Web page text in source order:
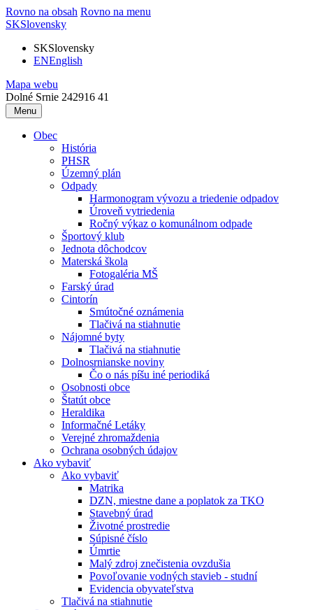
Rovno na obsah Rovno na menu
SKSlovensky
SKSlovensky
ENEnglish
Mapa webu
Dolné Srnie 242916 41
Menu
Obec
História
PHSR
Územný plán
Odpady
Harmonogram vývozu a triedenie odpadov
Úroveň vytriedenia
Ročný výkaz o komunálnom odpade
Športový klub
Jednota dôchodcov
Materská škola
Fotogaléria MŠ
Farský úrad
Cintorín
Smútočné oznámenia
Tlačivá na stiahnutie
Nájomné byty
Tlačivá na stiahnutie
Dolnosrnianske noviny
Čo o nás píšu iné periodiká
Osobnosti obce
Štatút obce
Heraldika
Informačné Letáky
Verejné zhromaždenia
Ochrana osobných údajov
Ako vybaviť
Ako vybaviť
Matrika
DZN, miestne dane a poplatok za TKO
Stavebný úrad
Životné prostredie
Súpisné číslo
Úmrtie
Malý zdroj znečistenia ovzdušia
Povoľovanie vodných stavieb - studní
Evidencia obyvateľstva
Tlačivá na stiahnutie